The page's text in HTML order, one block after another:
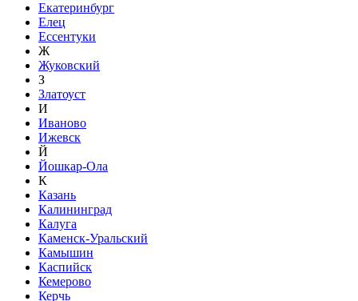
Екатеринбург
Елец
Ессентуки
Ж
Жуковский
З
Златоуст
И
Иваново
Ижевск
Й
Йошкар-Ола
К
Казань
Калининград
Калуга
Каменск-Уральский
Камышин
Каспийск
Кемерово
Керчь